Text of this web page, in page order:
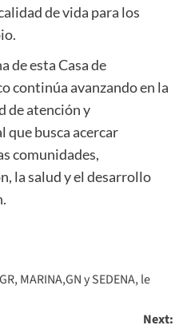
de vida para los
de esta Casa de
continúa avanzando en la
de atención y
que busca acercar
comunidades,
la salud y el desarrollo
MARINA,GN y SEDENA, le
Next: